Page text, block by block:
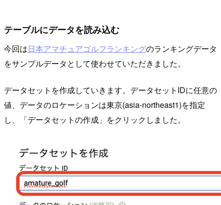
テーブルにデータを読み込む
今回は日本アマチュアゴルフランキングのランキングデータ
をサンプルデータとして使わせていただきました。
データセットを作成していきます。データセットIDに任意の
値、データのロケーションは東京(asia-northeast1)を指定
し、「データセットの作成」をクリックしました。